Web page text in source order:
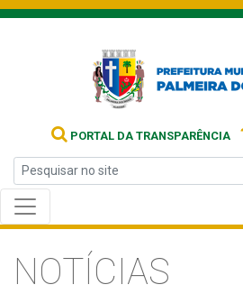
PORTAL DA TRANSPARÊNCIA
NOTÍCIAS